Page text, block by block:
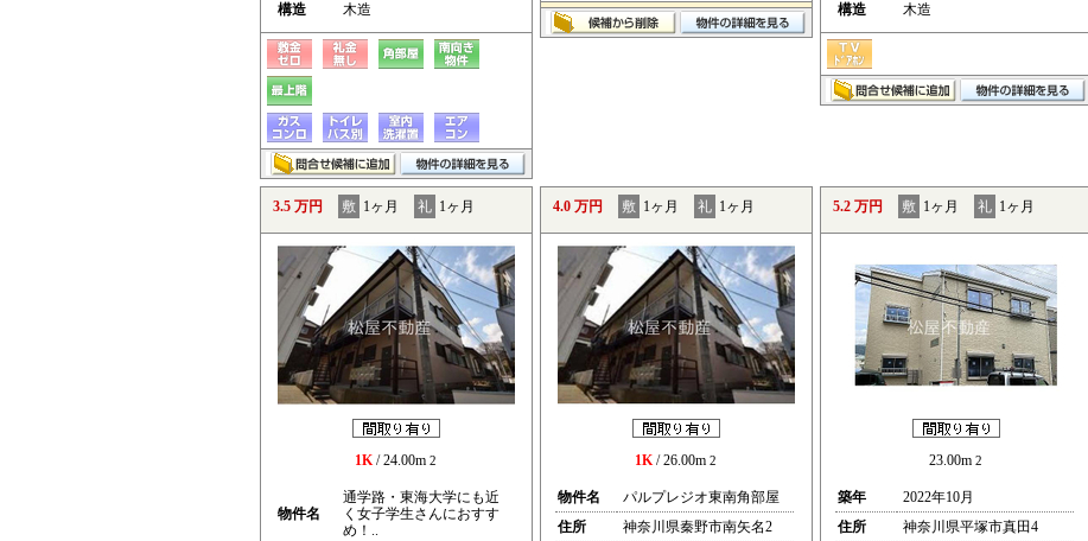
構造
木造
構造
木造
3.5 万円 敷 1ヶ月 礼 1ヶ月
1K/ 24.00m 2
物件名
通学路・東海大学にも近
く女子学生さんにおすす
め！..
4.0 万円 敷 1ヶ月 礼 1ヶ月
1K/ 26.00m 2
物件名
パルプレジオ東南角部屋
住所
神奈川県秦野市南矢名2
5.2 万円 敷 1ヶ月 礼 1ヶ月
23.00m 2
築年
2022年10月
住所
神奈川県平塚市真田4